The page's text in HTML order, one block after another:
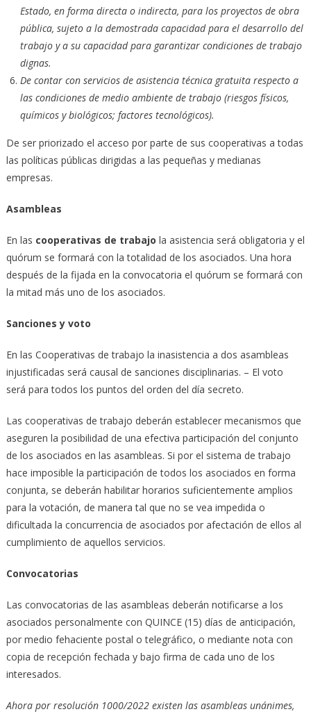
Estado, en forma directa o indirecta, para los proyectos de obra
pública, sujeto a la demostrada capacidad para el desarrollo del
trabajo y a su capacidad para garantizar condiciones de trabajo
dignas.
De contar con servicios de asistencia técnica gratuita respecto a
las condiciones de medio ambiente de trabajo (riesgos físicos,
químicos y biológicos; factores tecnológicos).
De ser priorizado el acceso por parte de sus cooperativas a todas
las políticas públicas dirigidas a las pequeñas y medianas
empresas.
Asambleas
En las cooperativas de trabajo la asistencia será obligatoria y el
quórum se formará con la totalidad de los asociados. Una hora
después de la fijada en la convocatoria el quórum se formará con
la mitad más uno de los asociados.
Sanciones y voto
En las Cooperativas de trabajo la inasistencia a dos asambleas
injustificadas será causal de sanciones disciplinarias. – El voto
será para todos los puntos del orden del día secreto.
Las cooperativas de trabajo deberán establecer mecanismos que
aseguren la posibilidad de una efectiva participación del conjunto
de los asociados en las asambleas. Si por el sistema de trabajo
hace imposible la participación de todos los asociados en forma
conjunta, se deberán habilitar horarios suficientemente amplios
para la votación, de manera tal que no se vea impedida o
dificultada la concurrencia de asociados por afectación de ellos al
cumplimiento de aquellos servicios.
Convocatorias
Las convocatorias de las asambleas deberán notificarse a los
asociados personalmente con QUINCE (15) días de anticipación,
por medio fehaciente postal o telegráfico, o mediante nota con
copia de recepción fechada y bajo firma de cada uno de los
interesados.
Ahora por resolución 1000/2022 existen las asambleas unánimes,